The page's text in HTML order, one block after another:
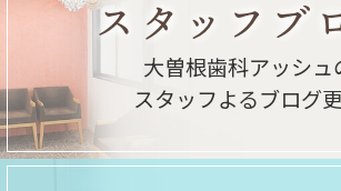
スタッフブ
大曽根歯科アッシュ
スタッフよるブログ